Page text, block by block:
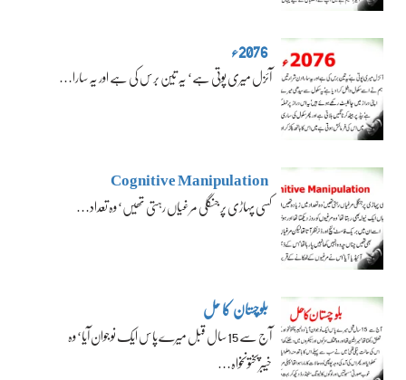
2076ء
آئزل میری پوتی ہے‘ یہ تین برس کی ہے اور یہ سارا…
Cognitive Manipulation
کسی پہاڑی پر جنگلی مرغیاں رہتی تھیں‘ وہ تعداد…
بلوچستان کا حل
آج سے 15 سال قبل میرے پاس ایک نوجوان آیا‘ وہ
خیبرپختونخواہ…